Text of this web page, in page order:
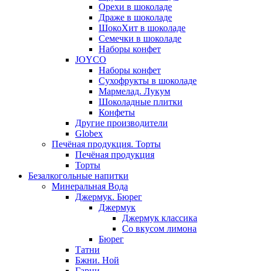
Орехи в шоколаде
Драже в шоколаде
ШокоХит в шоколаде
Семечки в шоколаде
Наборы конфет
JOYCO
Наборы конфет
Сухофрукты в шоколаде
Мармелад. Лукум
Шоколадные плитки
Конфеты
Другие производители
Globex
Печёная продукция. Торты
Печёная продукция
Торты
Безалкогольные напитки
Минеральная Вода
Джермук. Бюрег
Джермук
Джермук классика
Со вкусом лимона
Бюрег
Татни
Бжни. Ной